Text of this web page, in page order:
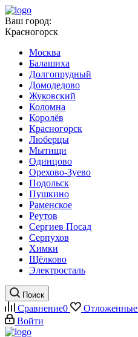
Ваш город:
Красногорск
Москва
Балашиха
Долгопрудный
Домодедово
Жуковский
Коломна
Королёв
Красногорск
Люберцы
Мытищи
Одинцово
Орехово-Зуево
Подольск
Пушкино
Раменское
Реутов
Сергиев Посад
Серпухов
Химки
Щёлково
Электросталь
Поиск
Сравнение0 Отложенные
Войти